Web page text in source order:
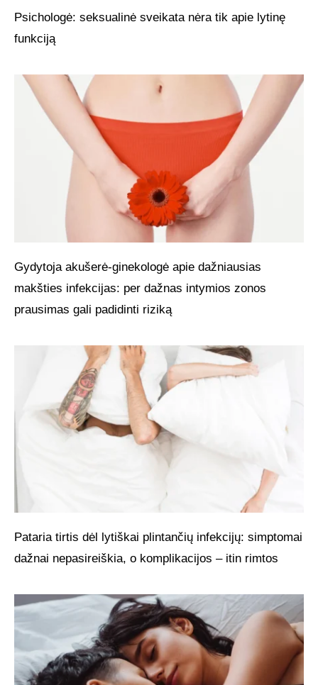
Psichologė: seksualinė sveikata nėra tik apie lytinę
funkciją
Gydytoja akušerė-ginekologė apie dažniausias
makšties infekcijas: per dažnas intymios zonos
prausimas gali padidinti riziką
Pataria tirtis dėl lytiškai plintančių infekcijų: simptomai
dažnai nepasireiškia, o komplikacijos – itin rimtos